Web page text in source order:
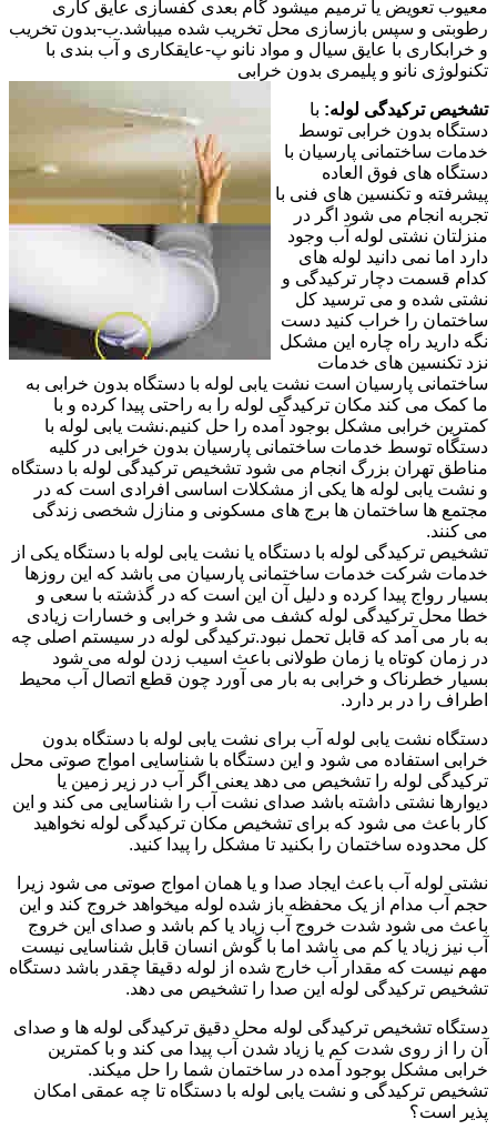
معیوب تعویض یا ترمیم میشود گام بعدی کفسازی عایق کاری
رطوبتی و سپس بازسازی محل تخریب شده میباشد.ب-بدون تخریب
و خرابکاری با عایق سیال و مواد نانو پ-عایقکاری و آب بندی با
تکنولوژی نانو و پلیمری بدون خرابی
تشخیص ترکیدگی لوله: با
دستگاه بدون خرابی توسط
خدمات ساختمانی پارسیان با
دستگاه های فوق العاده
پیشرفته و تکنسین های فنی با
تجربه انجام می شود اگر در
منزلتان نشتی لوله آب وجود
دارد اما نمی دانید لوله های
کدام قسمت دچار ترکیدگی و
نشتی شده و می ترسید کل
ساختمان را خراب کنید دست
نگه دارید راه چاره این مشکل
نزد تکنسین های خدمات
ساختمانی پارسیان است نشت یابی لوله با دستگاه بدون خرابی به
ما کمک می کند مکان ترکیدگی لوله را به راحتی پیدا کرده و با
کمترین خرابی مشکل بوجود آمده را حل کنیم.نشت یابی لوله با
دستگاه توسط خدمات ساختمانی پارسیان بدون خرابی در کلیه
مناطق تهران بزرگ انجام می شود تشخیص ترکیدگی لوله با دستگاه
و نشت یابی لوله ها یکی از مشکلات اساسی افرادی است که در
مجتمع ها ساختمان ها برج های مسکونی و منازل شخصی زندگی
می کنند.
تشخیص ترکیدگی لوله با دستگاه یا نشت یابی لوله با دستگاه یکی از
خدمات شرکت خدمات ساختمانی پارسیان می باشد که این روزها
بسیار رواج پیدا کرده و دلیل آن این است که در گذشته با سعی و
خطا محل ترکیدگی لوله کشف می شد و خرابی و خسارات زیادی
به بار می آمد که قابل تحمل نبود.ترکیدگی لوله در سیستم اصلی چه
در زمان کوتاه یا زمان طولانی باعث اسیب زدن لوله می شود
بسیار خطرناک و خرابی به بار می آورد چون قطع اتصال آب محیط
اطراف را در بر دارد.
دستگاه نشت یابی لوله آب برای نشت یابی لوله با دستگاه بدون
خرابی استفاده می شود و این دستگاه با شناسایی امواج صوتی محل
ترکیدگی لوله را تشخیص می دهد یعنی اگر آب در زیر زمین یا
دیوارها نشتی داشته باشد صدای نشت آب را شناسایی می کند و این
کار باعث می شود که برای تشخیص مکان ترکیدگی لوله نخواهید
کل محدوده ساختمان را بکنید تا مشکل را پیدا کنید.
نشتی لوله آب باعث ایجاد صدا و یا همان امواج صوتی می شود زیرا
حجم آب مدام از یک محفظه باز شده لوله میخواهد خروج کند و این
باعث می شود شدت خروج آب زیاد یا کم باشد و صدای این خروج
آب نیز زیاد یا کم می باشد اما با گوش انسان قابل شناسایی نیست
مهم نیست که مقدار آب خارج شده از لوله دقیقا چقدر باشد دستگاه
تشخیص ترکیدگی لوله این صدا را تشخیص می دهد.
دستگاه تشخیص ترکیدگی لوله محل دقیق ترکیدگی لوله ها و صدای
آن را از روی شدت کم یا زیاد شدن آب پیدا می کند و با کمترین
خرابی مشکل بوجود آمده در ساختمان شما را حل میکند.
تشخیص ترکیدگی و نشت یابی لوله با دستگاه تا چه عمقی امکان
پذیر است؟